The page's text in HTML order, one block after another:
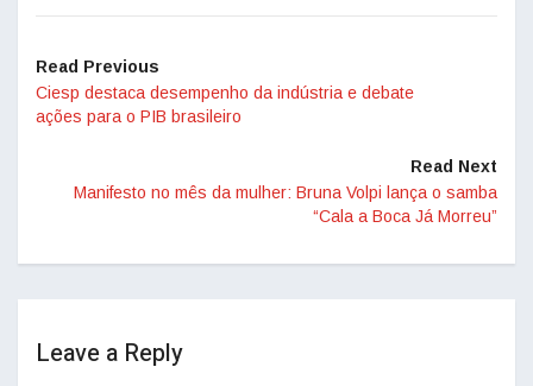
Read Previous
Ciesp destaca desempenho da indústria e debate
ações para o PIB brasileiro
Read Next
Manifesto no mês da mulher: Bruna Volpi lança o samba
“Cala a Boca Já Morreu”
Leave a Reply